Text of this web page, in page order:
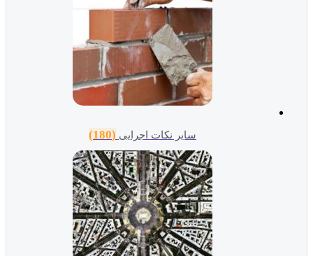
سایر نکات اجرایی